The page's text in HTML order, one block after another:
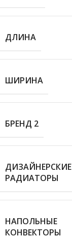
ДЛИНА
ШИРИНА
БРЕНД 2
ДИЗАЙНЕРСКИЕ
РАДИАТОРЫ
НАПОЛЬНЫЕ
КОНВЕКТОРЫ